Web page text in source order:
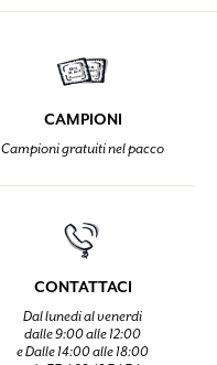
CAMPIONI
Campioni gratuiti nel pacco
CONTATTACI
Dal lunedi al venerdi
dalle 9:00 alle 12:00
e Dalle 14:00 alle 18:00